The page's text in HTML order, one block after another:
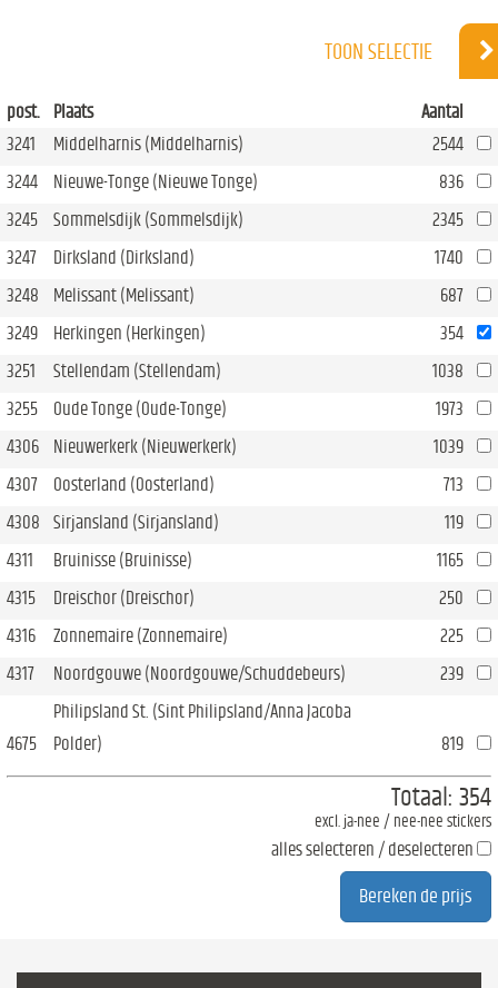
TOON SELECTIE
post. Plaats
Aantal
3241
Middelharnis (Middelharnis)
2544
3244
Nieuwe-Tonge (Nieuwe Tonge)
836
3245
Sommelsdijk (Sommelsdijk)
2345
3247
Dirksland (Dirksland)
1740
3248
Melissant (Melissant)
687
3249
Herkingen (Herkingen)
354
3251
Stellendam (Stellendam)
1038
3255
Oude Tonge (Oude-Tonge)
1973
4306
Nieuwerkerk (Nieuwerkerk)
1039
4307
Oosterland (Oosterland)
713
4308
Sirjansland (Sirjansland)
119
4311
Bruinisse (Bruinisse)
1165
4315
Dreischor (Dreischor)
250
4316
Zonnemaire (Zonnemaire)
225
4317
Noordgouwe (Noordgouwe/Schuddebeurs) 239
4675
Philipsland St. (Sint Philipsland/Anna Jacoba
Polder)
819
Totaal: 354
excl. ja-nee / nee-nee stickers
alles selecteren / deselecteren